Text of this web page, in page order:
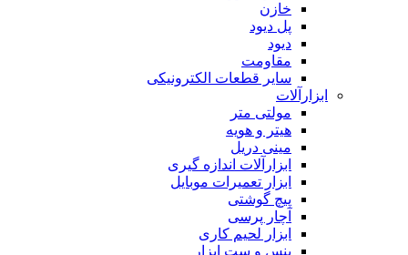
خازن
پل دیود
دیود
مقاومت
سایر قطعات الکترونیکی
ابزارآلات
مولتی متر
هیتر و هویه
مینی دریل
ابزارآلات اندازه گیری
ابزار تعمیرات موبایل
پیچ گوشتی
آچار پرسی
ابزار لحیم کاری
پنس و ست ابزار